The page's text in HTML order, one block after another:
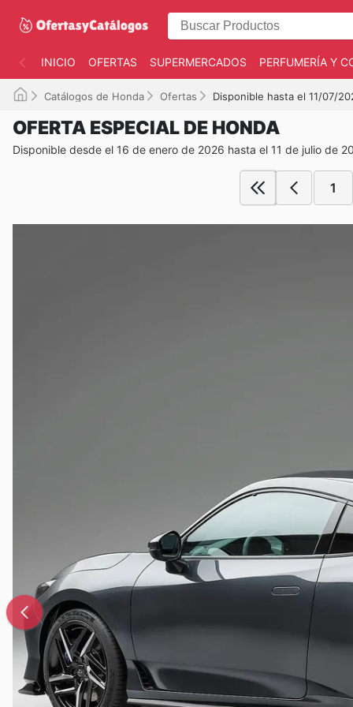
INICIO OFERTAS SUPERMERCADOS PERFUMERÍA Y
Catálogos de Honda Ofertas Disponible hasta el 11/07/
OFERTA ESPECIAL DE HONDA
Disponible desde el 16 de enero de 2026 hasta el 11 de julio de
1